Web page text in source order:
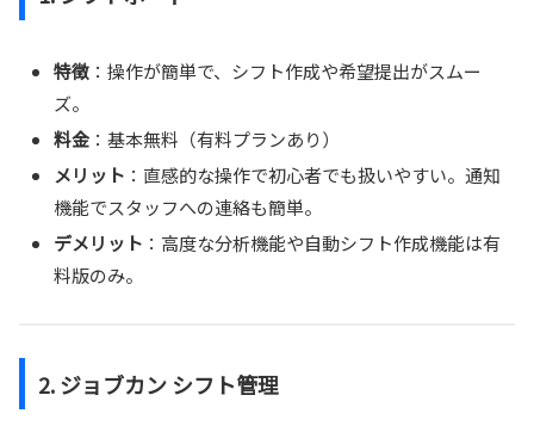
特徴 ：操作が簡単で、シフト作成や希望提出がスムー
ズ。
料金 ：基本無料（有料プランあり）
メリット ：直感的な操作で初心者でも扱いやすい。通知
機能でスタッフへの連絡も簡単。
デメリット ：高度な分析機能や自動シフト作成機能は有
料版のみ。
2.ジョブカン シフト管理